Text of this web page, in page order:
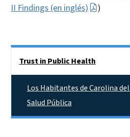
II Findings (en inglés)
)
Trust in Public Health
Los Habitantes de Carolina
Salud Pública